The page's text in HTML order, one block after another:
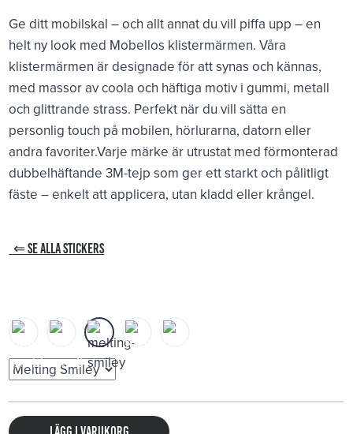
Ge ditt mobilskal – och allt annat du vill piffa upp – en
helt ny look med Mobellos klistermärmen. Våra
klistermärmen är designade för att synas och kännas,
med massor av coola och häftiga motiv i gummi, metall
och glittrande strass. Perfekt när du vill sätta en
personlig touch på mobilen, hörlurarna, datorn eller
andra favoriter.Varje märke är utrustat med förmonterad
dubbelhäftande 3M-tejp som ger ett starkt och pålitligt
fäste – enkelt att applicera, utan kladd eller krångel.
⇐ SE ALLA STICKERS